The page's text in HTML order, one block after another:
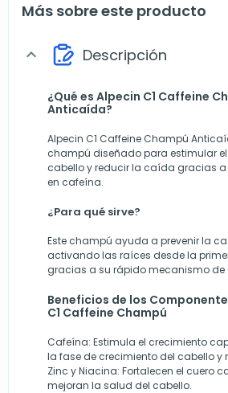
Más sobre este producto
expand_more Descripción
¿Qué es Alpecin C1 Caffeine
Anticaída?
Alpecin C1 Caffeine Champú
champú diseñado para estimular
cabello y reducir la caída gracias
en cafeína.
¿Para qué sirve?
Este champú ayuda a prevenir la
activando las raíces desde la
gracias a su rápido mecanismo de
Beneficios de los
C1 Caffeine Champú
Cafeína: Estimula el crecimiento
la fase de crecimiento del cabello y
Zinc y Niacina: Fortalecen el cuero
mejoran la salud del cabello.